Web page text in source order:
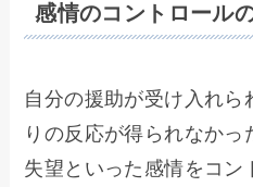
感情のコントロール
自分の援助が受け入れら
りの反応が得られなか
失望といった感情をコン